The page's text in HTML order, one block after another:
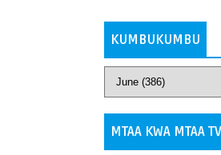
KUMBUKUMBU
MTAA KWA MTAA TV